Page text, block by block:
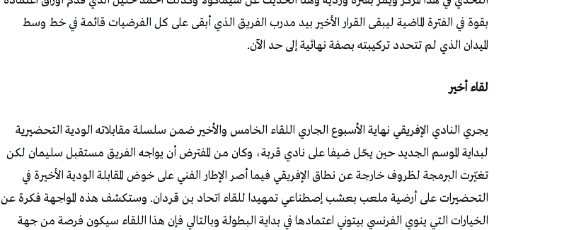
بقوة في الفترة الماضية ليبقى القرار الأخير بيد مدرب الفريق الذي أبقى على كل الفرضيات قائمة في خط وسط
الميدان الذي لم تتحدد تركيبته بصفة نهائية إلى حد الآن.
لقاء أخير
يجري النادي الإفريقي نهاية الأسبوع الجاري اللقاء الخامس والأخير ضمن سلسلة مقابلاته الودية التحضيرية
لبداية الموسم الجديد حين يحّل ضيفا على نادي قربة، وكان من المفترض أن يواجه الفريق مستقبل سليمان لكن
تغيّرت البرمجة لظروف خارجة عن نطاق الإفريقي فيما أصر الإطار الفني على خوض المقابلة الودية الأخيرة في
التحضيرات على أرضية ملعب بعشب إصطناعي تمهيدا للقاء اتحاد بن قردان. وستكشف هذه المواجهة فكرة عن
الخيارات التي ينوي الفرنسي بيتوني اعتمادها في بداية البطولة وبالتالي فإن هذا اللقاء سيكون فرصة من جهة